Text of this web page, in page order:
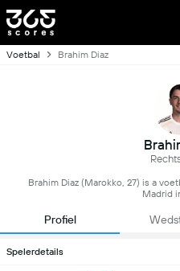
Voetbal Brahim Diaz
Brahim Diaz (Marokko, 27) is a
Madrid
Profiel
Spelerdetails